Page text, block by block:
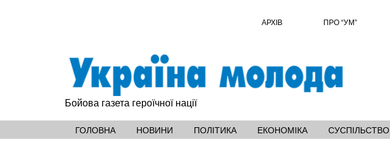
АРХІВ ПРО “УМ”
Бойова газета героїчної нації
ГОЛОВНА НОВИНИ ПОЛІТИКА ЕКОНОМІКА СУСПІЛЬСТВО